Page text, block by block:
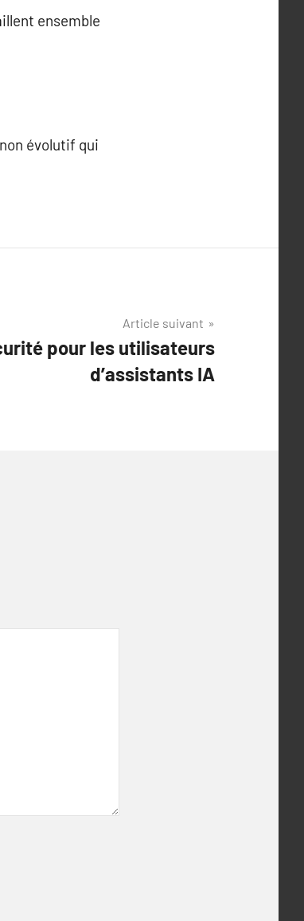
ensemble
évolutif qui
Article suivant
pour les utilisateurs
d’assistants IA